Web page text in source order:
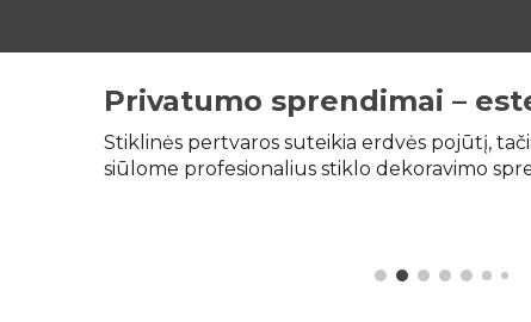
Privatumo sprendimai –
Stiklinės pertvaros suteikia erdvės pojūtį,
siūlome profesionalius stiklo dekoravimo